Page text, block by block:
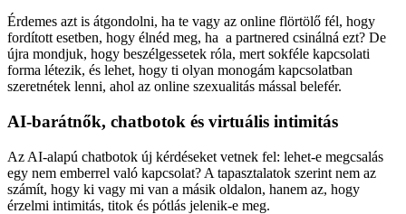
Érdemes azt is átgondolni, ha te vagy az online flörtölő fél, hogy
fordított esetben, hogy élnéd meg, ha a partnered csinálná ezt? De
újra mondjuk, hogy beszélgessetek róla, mert sokféle kapcsolati
forma létezik, és lehet, hogy ti olyan monogám kapcsolatban
szeretnétek lenni, ahol az online szexualitás mással belefér.
AI-barátnők, chatbotok és virtuális intimitás
Az AI-alapú chatbotok új kérdéseket vetnek fel: lehet-e megcsalás
egy nem emberrel való kapcsolat? A tapasztalatok szerint nem az
számít, hogy ki vagy mi van a másik oldalon, hanem az, hogy
érzelmi intimitás, titok és pótlás jelenik-e meg.